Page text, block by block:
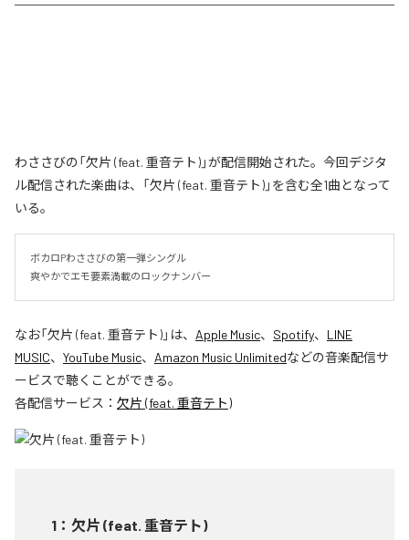
わささびの「欠片 (feat. 重音テト)」が配信開始された。今回デジタ
ル配信された楽曲は、「欠片 (feat. 重音テト)」を含む全1曲となって
いる。
ボカロPわささびの第一弾シングル
爽やかでエモ要素満載のロックナンバー
なお「欠片 (feat. 重音テト)」は、 Apple Music、 Spotify、 LINE
MUSIC、 YouTube Music、 Amazon Music Unlimitedなどの音楽配信サ
ービスで聴くことができる。
各配信サービス： 欠片 (feat. 重音テト)
1 ： 欠片 (feat. 重音テト)